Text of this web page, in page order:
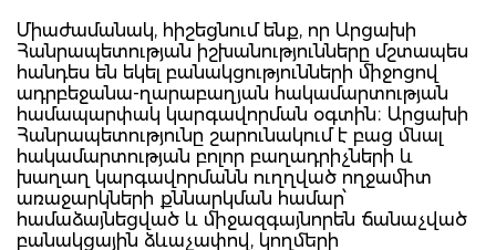
Միաժամանակ, հիշեցնում ենք, որ Արցախի
Հանրապետության իշխանությունները մշտապես
հանդես են եկել բանակցությունների միջոցով
ադրբեջանա-ղարաբաղյան հակամարտության
համապարփակ կարգավորման օգտին։ Արցախի
Հանրապետությունը շարունակում է բաց մնալ
հակամարտության բոլոր բաղադրիչների և
խաղաղ կարգավորմանն ուղղված ողջամիտ
առաջարկների քննարկման համար՝
համաձայնեցված և միջազգայնորեն ճանաչված
բանակցային ձևաչափով, կողմերի